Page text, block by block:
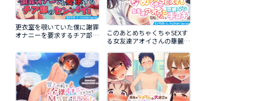
更衣室を覗いていた僕に謝罪
オナニーを要求するチア部の
このあとめちゃくちゃSEXす
る女友達アオイさんの華麗な